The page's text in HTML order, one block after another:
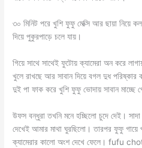
৩০ মিনিট পরে খুশি ফুফু মেক্সি আর ছায়া নিয়ে
দিয়ে পুকুরপাড়ে চলে যায়।
গিয়ে সাথে সাথেই ফুটোয় ক্যামেরা অন করে
খুলে রাখছে আর সাবান দিয়ে বগল দুধ
দুই পা ফাক করে খুশি ফুফু ভোদায় সাবান মাচ্ছে
উফস বন্ধুরা তখনি মনে হচ্ছিলো চুদে দেই।
দেখেই আমার মাথা ঘুরছিলো। তারপর ফুফু গায়ে
ক্যামেরার কালো অংশ দেখে ফেলে। fufu